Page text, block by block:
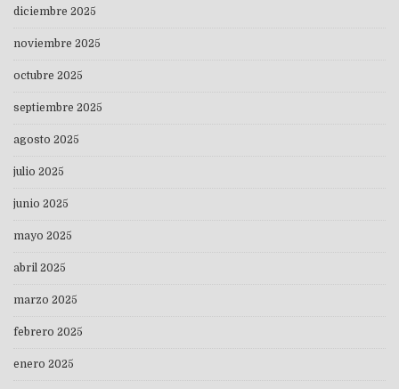
diciembre 2025
noviembre 2025
octubre 2025
septiembre 2025
agosto 2025
julio 2025
junio 2025
mayo 2025
abril 2025
marzo 2025
febrero 2025
enero 2025